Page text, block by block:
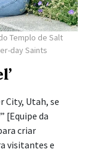
Templo de Salt
day Saints
City, Utah, se
” [Equipe da
criar
visitantes e